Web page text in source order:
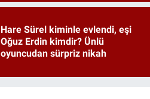
Hare Sürel kiminle evlendi, eşi
Oğuz Erdin kimdir? Ünlü
oyuncudan sürpriz nikah